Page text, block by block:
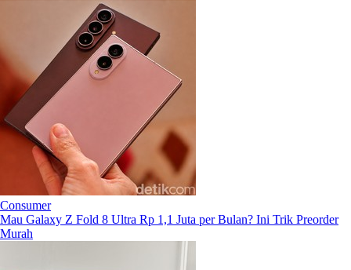
Consumer
Mau Galaxy Z Fold 8 Ultra Rp 1,1 Juta per Bulan? Ini Trik Preorder
Murah